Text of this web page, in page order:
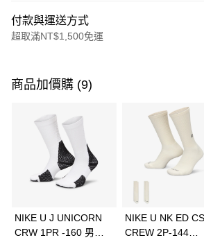
付款與運送方式
超取滿NT$1,500免運
信用卡一次付款
3 期 0 利率 每期
合作金庫商業銀行
第一商業
華南商業銀行
彰化商業
上海商業儲蓄銀行
Apple Pay
全盈+PAY
商品加價購 (9)
NIKE U J UNICORN
CRW 1PR -160 男女
NIKE U NK ED
CREW 2P-144